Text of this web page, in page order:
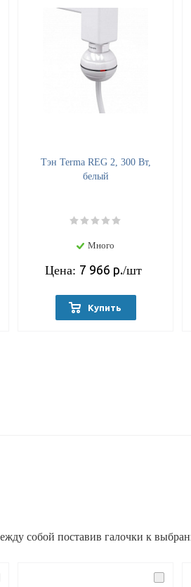
Тэн Terma REG 2, 300 Вт,
белый
Много
Цена: 7 966 р./шт
Купить
собой поставив галочки к